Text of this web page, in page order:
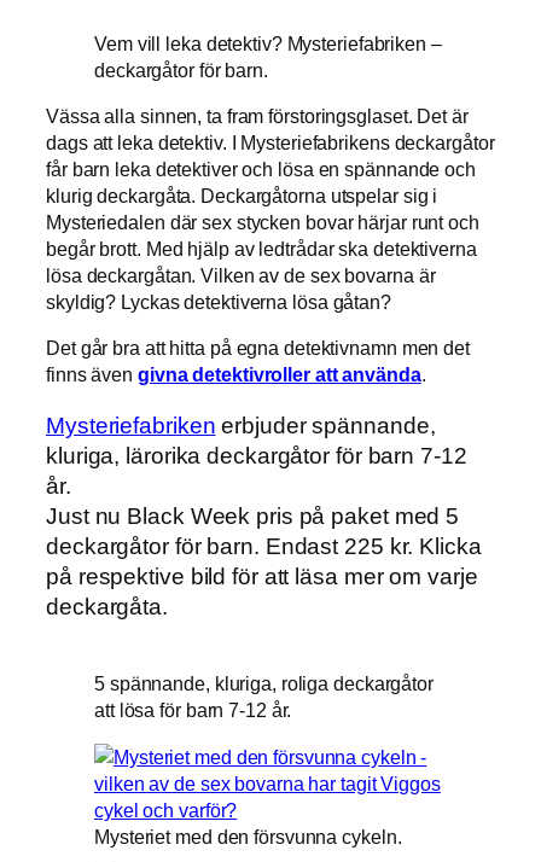
Vem vill leka detektiv? Mysteriefabriken –
deckargåtor för barn.
Vässa alla sinnen, ta fram förstoringsglaset. Det är
dags att leka detektiv. I Mysteriefabrikens deckargåtor
får barn leka detektiver och lösa en spännande och
klurig deckargåta. Deckargåtorna utspelar sig i
Mysteriedalen där sex stycken bovar härjar runt och
begår brott. Med hjälp av ledtrådar ska detektiverna
lösa deckargåtan. Vilken av de sex bovarna är
skyldig? Lyckas detektiverna lösa gåtan?
Det går bra att hitta på egna detektivnamn men det
finns även givna detektivroller att använda.
Mysteriefabriken erbjuder spännande,
kluriga, lärorika deckargåtor för barn 7-12
år.
Just nu Black Week pris på paket med 5
deckargåtor för barn. Endast 225 kr. Klicka
på respektive bild för att läsa mer om varje
deckargåta.
5 spännande, kluriga, roliga deckargåtor
att lösa för barn 7-12 år.
Mysteriet med den försvunna cykeln.